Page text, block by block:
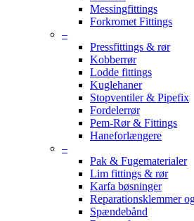
Messingfittings
Forkromet Fittings
–
Pressfittings & rør
Kobberrør
Lodde fittings
Kuglehaner
Stopventiler & Pipefix
Fordelerrør
Pem-Rør & Fittings
Haneforlængere
–
Pak & Fugematerialer
Lim fittings & rør
Karfa bøsninger
Reparationsklemmer
Spændebånd